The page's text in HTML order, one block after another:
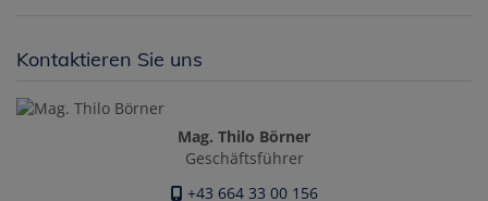
Kontaktieren Sie uns
Mag. Thilo Börner
Geschäftsführer
+43 664 33 00 156